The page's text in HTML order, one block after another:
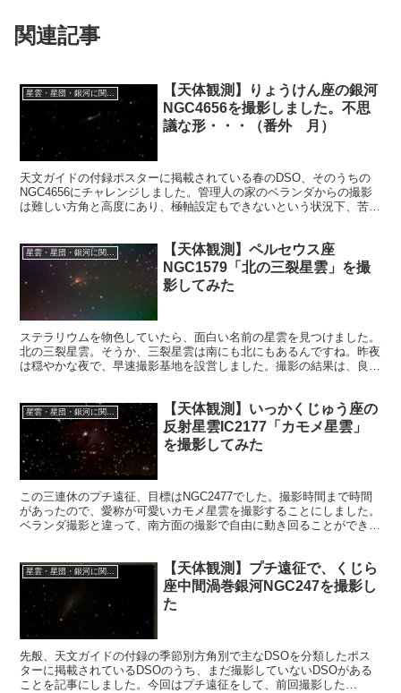
関連記事
【天体観測】りょうけん座の銀河
NGC4656を撮影しました。不思
議な形・・・（番外 月）
天文ガイドの付録ポスターに掲載されている春のDSO、そのうちの
NGC4656にチャレンジしました。管理人の家のベランダからの撮影
は難しい方角と高度にあり、極軸設定もできないという状況下、苦労
【天体観測】ペルセウス座
NGC1579「北の三裂星雲」を撮
影してみた
ステラリウムを物色していたら、面白い名前の星雲を見つけました。
北の三裂星雲。そうか、三裂星雲は南にも北にもあるんですね。昨夜
は穏やかな夜で、早速撮影基地を設営しました。撮影の結果は、良好
【天体観測】いっかくじゅう座の
反射星雲IC2177「カモメ星雲」
を撮影してみた
この三連休のプチ遠征、目標はNGC2477でした。撮影時間まで時間
があったので、愛称が可愛いカモメ星雲を撮影することにしました。
ベランダ撮影と違って、南方面の撮影で自由に動き回ることができる
【天体観測】プチ遠征で、くじら
座中間渦巻銀河NGC247を撮影し
た
先般、天文ガイドの付録の季節別方角別で主なDSOを分類したポス
ターに掲載されているDSOのうち、まだ撮影していないDSOがある
ことを記事にしました。今回はプチ遠征をして、前回撮影した